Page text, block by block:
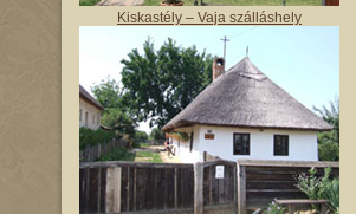
Kiskastély – Vaja szálláshely